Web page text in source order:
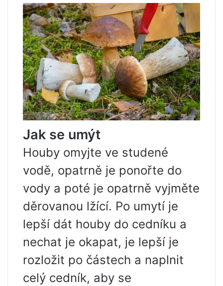
Jak se umýt
Houby omyjte ve studené
vodě, opatrně je ponořte do
vody a poté je opatrně vyjměte
děrovanou lžící. Po umytí je
lepší dát houby do cedníku a
nechat je okapat, je lepší je
rozložit po částech a naplnit
celý cedník, aby se